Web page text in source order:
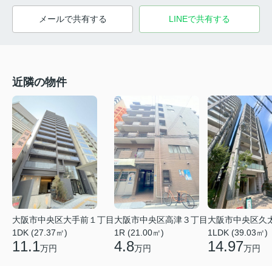
メールで共有する LINEで共有する
近隣の物件
大阪市中央区大手前１丁目
1DK (27.37㎡)
11.1万円
大阪市中央区高津３丁目
1R (21.00㎡)
4.8万円
大阪市中央区久
1LDK (39.03㎡)
14.97万円